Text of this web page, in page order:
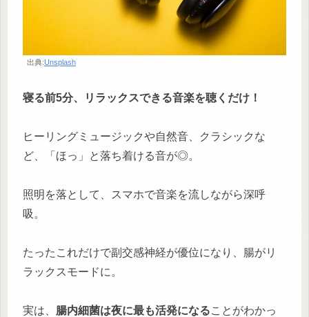
出典:Unsplash
寝る前5分、リラックスできる音楽を聴くだけ！
ヒーリングミュージックや自然音、クラシックな
ど、「ほっ」と落ち着ける音が◎。
照明を落として、スマホで音楽を流しながら深呼
吸。
たったこれだけで副交感神経が優位になり、腸がリ
ラックスモードに。
実は、 腸内細菌は夜に最も活発になることがわかっ